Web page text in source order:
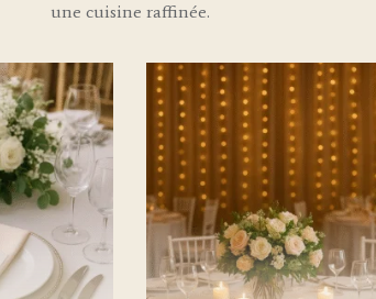
une cuisine raffinée.